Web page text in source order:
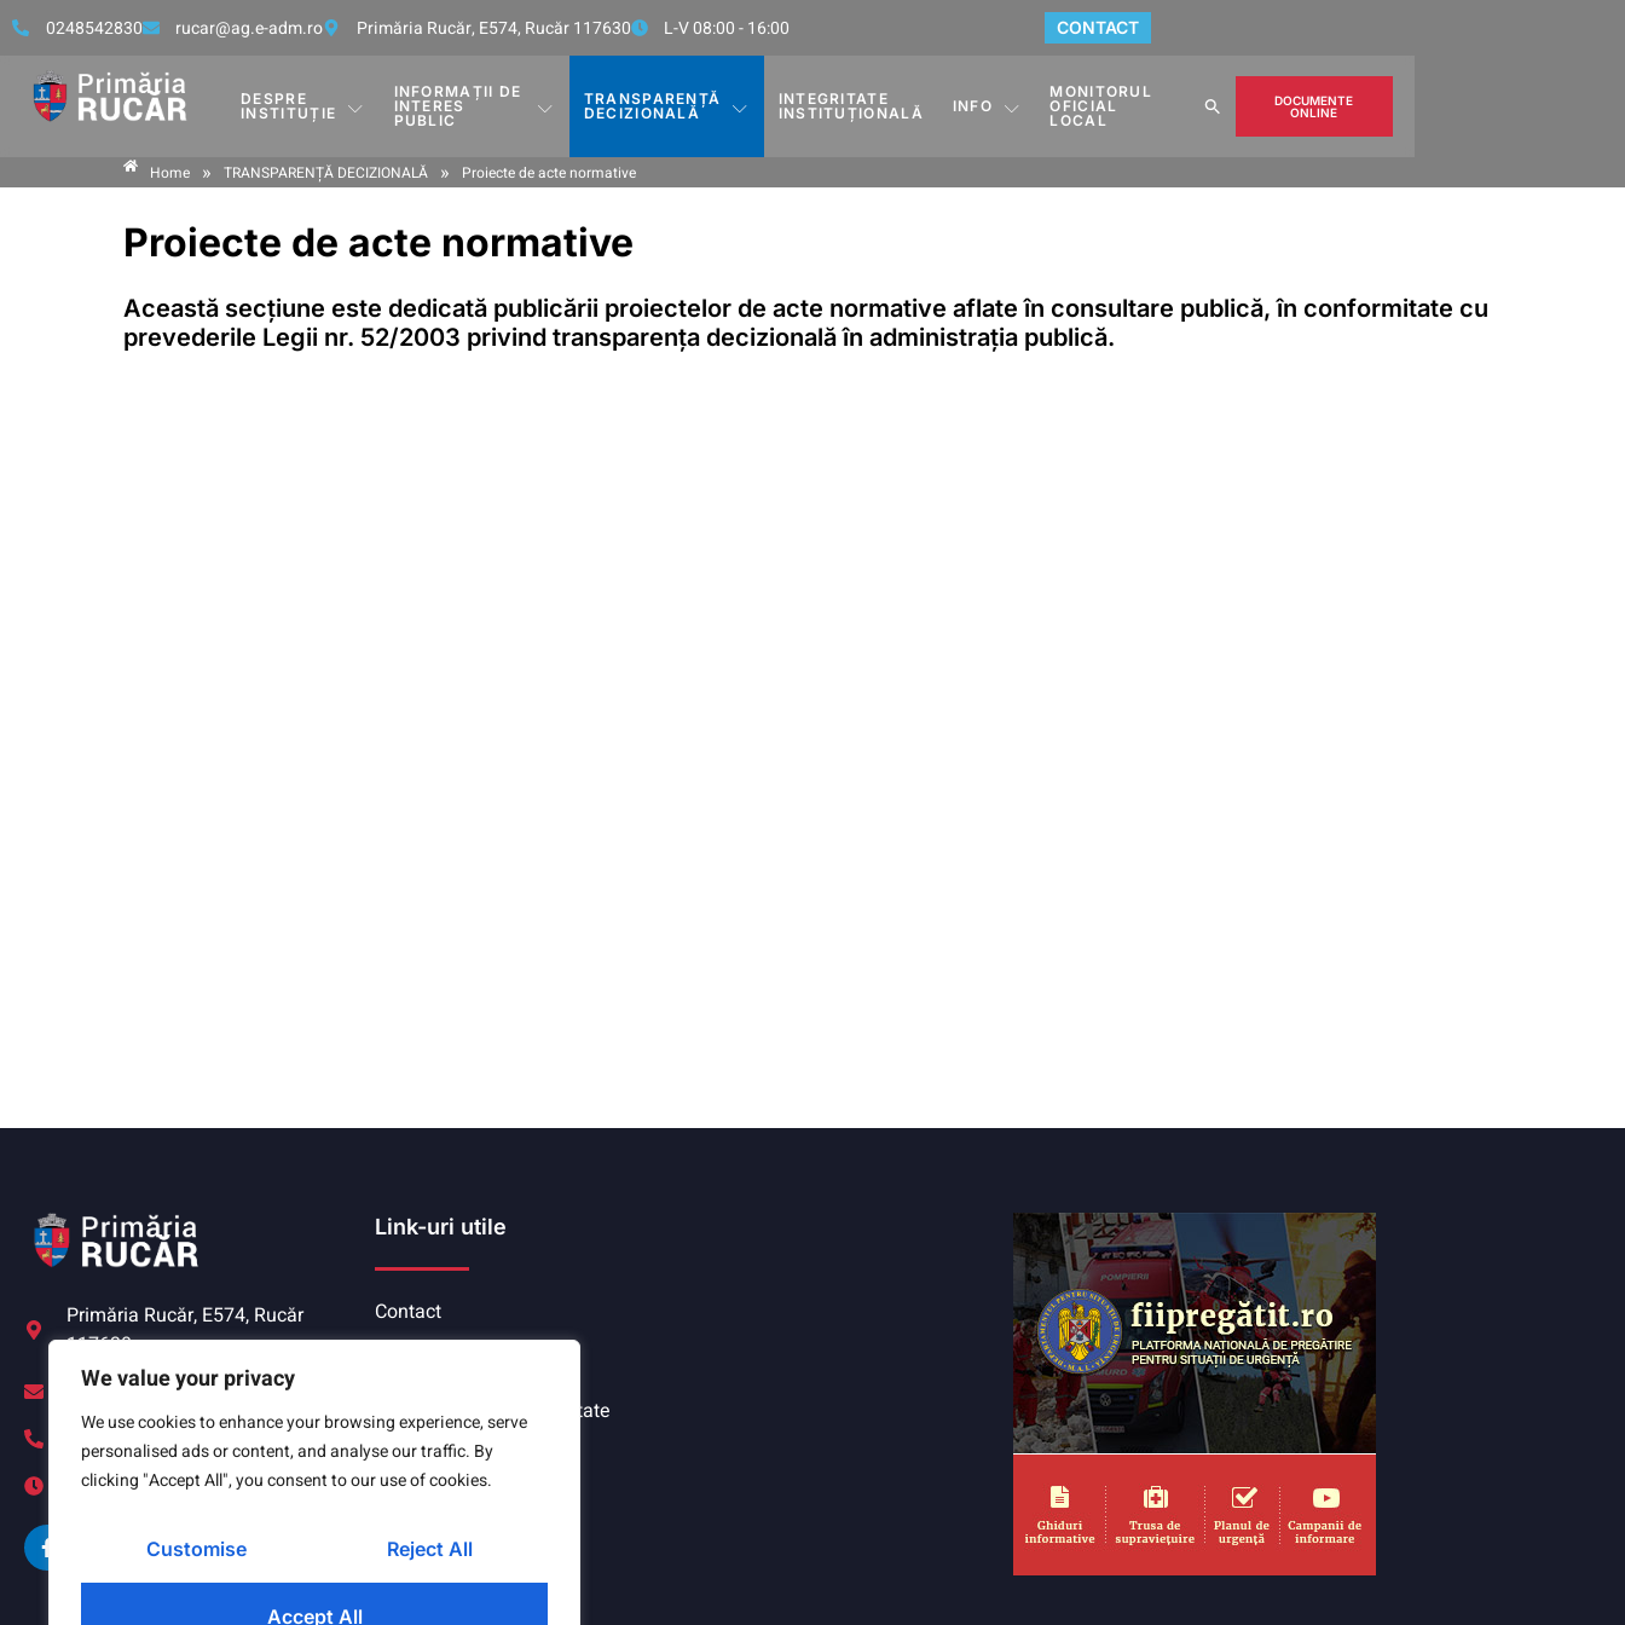
We value your privacy
We use cookies to enhance your browsing experience, serve
personalised ads or content, and analyse our traffic. By
clicking "Accept All", you consent to our use of cookies.
Customise Reject All
Accept All
0248542830 rucar@ag.e-adm.ro Primăria Rucăr, E574, Rucăr 117630 L-V 08:00 - 16:00 CONTACT
DESPRE
INSTITUȚIE
INFORMAȚII DE
INTERES
PUBLIC
TRANSPARENȚĂ
DECIZIONALĂ
INTEGRITATE
INSTITUȚIONALĂ
INFO
MONITORUL
OFICIAL
LOCAL
DOCUMENTE
ONLINE
Home » TRANSPARENȚĂ DECIZIONALĂ » Proiecte de acte normative
Proiecte de acte normative
Această secțiune este dedicată publicării proiectelor de acte normative aflate în consultare publică, în conformitate cu
prevederile Legii nr. 52/2003 privind transparența decizională în administrația publică.
Primăria Rucăr, E574, Rucăr
117630
rucar@ag.e-adm.ro
0248542830
L-V 08:00 - 16:00
Link-uri utile
Contact
Politica de confidentialitate